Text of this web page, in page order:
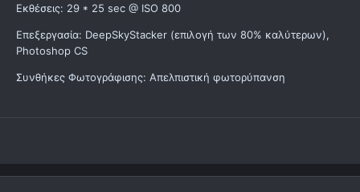
Εκθέσεις: 29 * 25 sec @ ISO 800
Επεξεργασία: DeepSkyStacker (επιλογή των 80% καλύτερων),
Photoshop CS
Συνθήκες Φωτογράφισης: Απελπιστική φωτορύπανση